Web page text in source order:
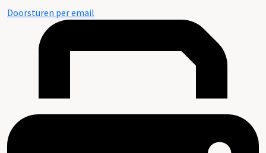
Doorsturen per email